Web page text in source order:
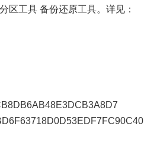
区工具 备份还原工具。详见：